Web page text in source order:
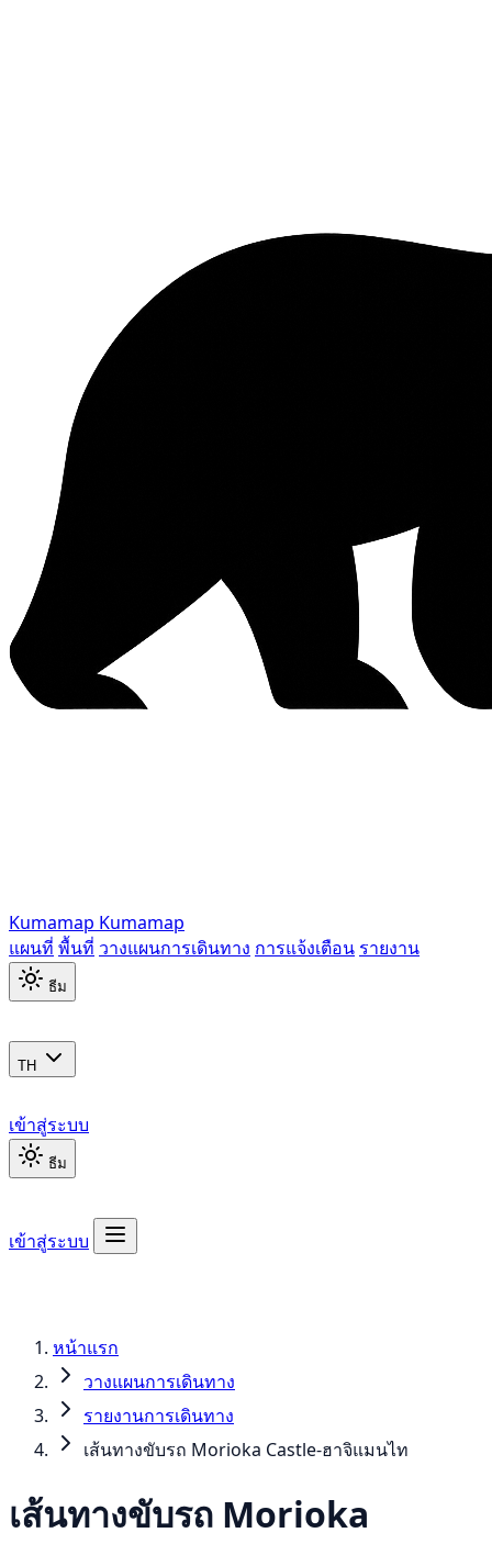
Kumamap Kumamap
แผนที่ พื้นที่ วางแผนการเดินทาง การแจ้งเตือน รายงาน
ธีม
TH
เข้าสู่ระบบ
ธีม
เข้าสู่ระบบ
หน้าแรก
วางแผนการเดินทาง
รายงานการเดินทาง
เส้นทางขับรถ Morioka Castle-ฮาจิแมนไท
เส้นทางขับรถ Morioka